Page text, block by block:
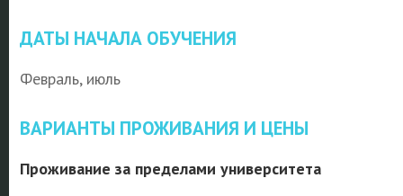
ДАТЫ НАЧАЛА ОБУЧЕНИЯ
Февраль, июль
ВАРИАНТЫ ПРОЖИВАНИЯ И ЦЕНЫ
Проживание за пределами университета